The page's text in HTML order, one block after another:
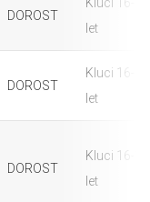
DOROST
let
DOROST
Kluci 16-17
let
DOROST
Kluci 16-17
let